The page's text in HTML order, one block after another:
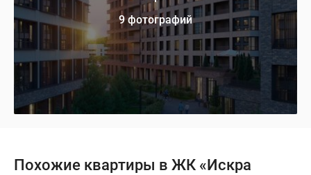
9 фотографий
Похожие квартиры в ЖК «Искра